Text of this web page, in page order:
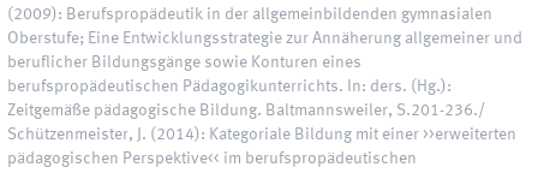
(2009): Berufspropädeutik in der allgemeinbildenden gymnasialen
Oberstufe; Eine Entwicklungsstrategie zur Annäherung allgemeiner und
beruflicher Bildungsgänge sowie Konturen eines
berufspropädeutischen Pädagogikunterrichts. In: ders. (Hg.):
Zeitgemäße pädagogische Bildung. Baltmannsweiler, S.201-236./
Schützenmeister, J. (2014): Kategoriale Bildung mit einer >>erweiterten
pädagogischen Perspektive<< im berufspropädeutischen